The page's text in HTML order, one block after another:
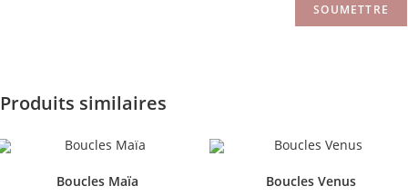
Produits similaires
Boucles Maïa Boucles Venus